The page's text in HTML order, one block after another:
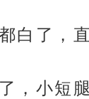
白了
，小短